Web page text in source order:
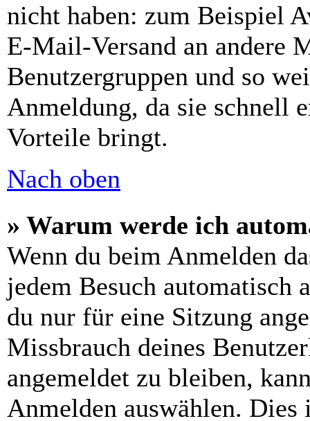
nicht haben: zum Beispiel
E-Mail-Versand an andere
Benutzergruppen und so
Anmeldung, da sie schnell
Vorteile bringt.
Nach oben
» Warum werde ich
Wenn du beim Anmelden
jedem Besuch automatisch
du nur für eine Sitzung
Missbrauch deines
angemeldet zu bleiben,
Anmelden auswählen.